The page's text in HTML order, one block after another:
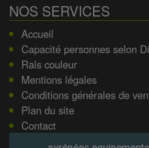
NOS SERVICES
Accueil
Capacité personnes selon
Rals couleur
Mentions légales
Conditions générales de
Plan du site
Contact